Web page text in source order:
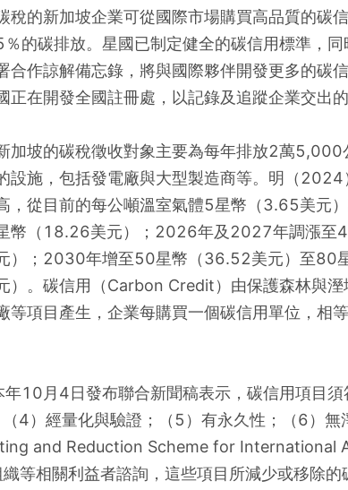
稅的新加坡企業可從國際市場購買高品質的碳
％的碳排放。星國已制定健全的碳信用標準，
合作諒解備忘錄，將與國際夥伴開發更多的碳
正在開發全國註冊處，以記錄及追蹤企業交出的
加坡的碳稅徵收對象主要為每年排放2萬5,000
設施，包括發電廠與大型製造商等。明（2024
，從目前的每公噸溫室氣體5星幣（3.65美元
幣（18.26美元）；2026年及2027年調漲至
）；2030年增至50星幣（36.52美元）至80
）。碳信用（Carbon Credit）由保護森林與溼
等項目產生，企業每購買一個碳信用單位，相
10月4日發布聯合新聞稿表示，碳信用項目
4）經量化與驗證；（5）有永久性；（6）無
and Reduction Scheme for International
等相關利益者諮詢，這些項目所減少或移除的